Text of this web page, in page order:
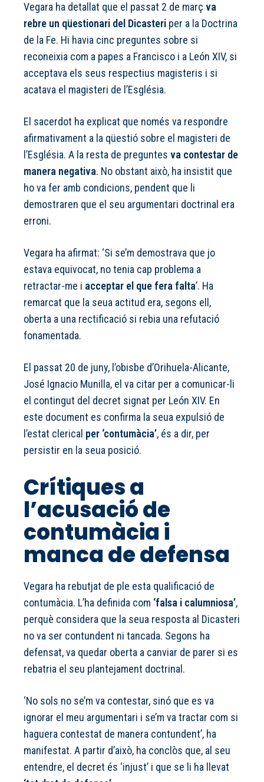
Vegara ha detallat que el passat 2 de març va
rebre un qüestionari del Dicasteri per a la Doctrina
de la Fe. Hi havia cinc preguntes sobre si
reconeixia com a papes a Francisco i a León XIV, si
acceptava els seus respectius magisteris i si
acatava el magisteri de l’Església.
El sacerdot ha explicat que només va respondre
afirmativament a la qüestió sobre el magisteri de
l’Església. A la resta de preguntes va contestar de
manera negativa. No obstant això, ha insistit que
ho va fer amb condicions, pendent que li
demostraren que el seu argumentari doctrinal era
erroni.
Vegara ha afirmat: ‘Si se’m demostrava que jo
estava equivocat, no tenia cap problema a
retractar-me i acceptar el que fera falta’. Ha
remarcat que la seua actitud era, segons ell,
oberta a una rectificació si rebia una refutació
fonamentada.
El passat 20 de juny, l’obisbe d’Orihuela-Alicante,
José Ignacio Munilla, el va citar per a comunicar-li
el contingut del decret signat per León XIV. En
este document es confirma la seua expulsió de
l’estat clerical per ‘contumàcia’, és a dir, per
persistir en la seua posició.
Crítiques a
l’acusació de
contumàcia i
manca de defensa
Vegara ha rebutjat de ple esta qualificació de
contumàcia. L’ha definida com ‘falsa i calumniosa’,
perquè considera que la seua resposta al Dicasteri
no va ser contundent ni tancada. Segons ha
defensat, va quedar oberta a canviar de parer si es
rebatria el seu plantejament doctrinal.
‘No sols no se’m va contestar, sinó que es va
ignorar el meu argumentari i se’m va tractar com si
haguera contestat de manera contundent’, ha
manifestat. A partir d’això, ha conclòs que, al seu
entendre, el decret és ‘injust’ i que se li ha llevat